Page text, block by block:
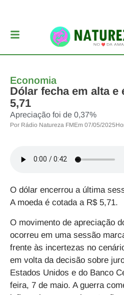
Economia
Dólar fecha em alta e
5,71
Apreciação foi de 0,37%
Por Rádio Natureza FMEm 07/05/2025
O dólar encerrou a última
A moeda é cotada a R$ 5,71.
O movimento de apreciação
ocorreu em uma sessão
frente às incertezas no
em volta da decisão sobre
Estados Unidos e do Banco
feira, 7 de maio. A guerra